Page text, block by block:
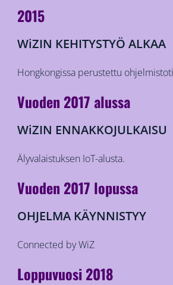
2015
WiZIN KEHITYSTYÖ ALKAA
Hongkongissa perustettu
Vuoden 2017 alussa
WiZIN ENNAKKOJULKAISU
Älyvalaistuksen IoT-alusta.
Vuoden 2017 lopussa
OHJELMA KÄYNNISTYY
Connected by WiZ
Loppuvuosi 2018